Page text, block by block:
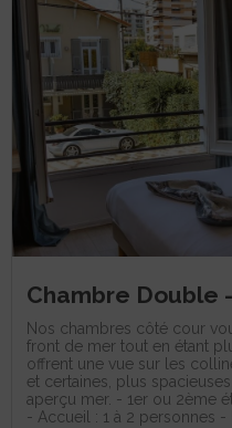
Chambre Double
Nos chambres côté cour
front de mer tout en étant
offrent une vue sur les
et certaines, plus
aperçu mer. - 1er ou 2ème
- Accueil : 1 à 2 personnes -